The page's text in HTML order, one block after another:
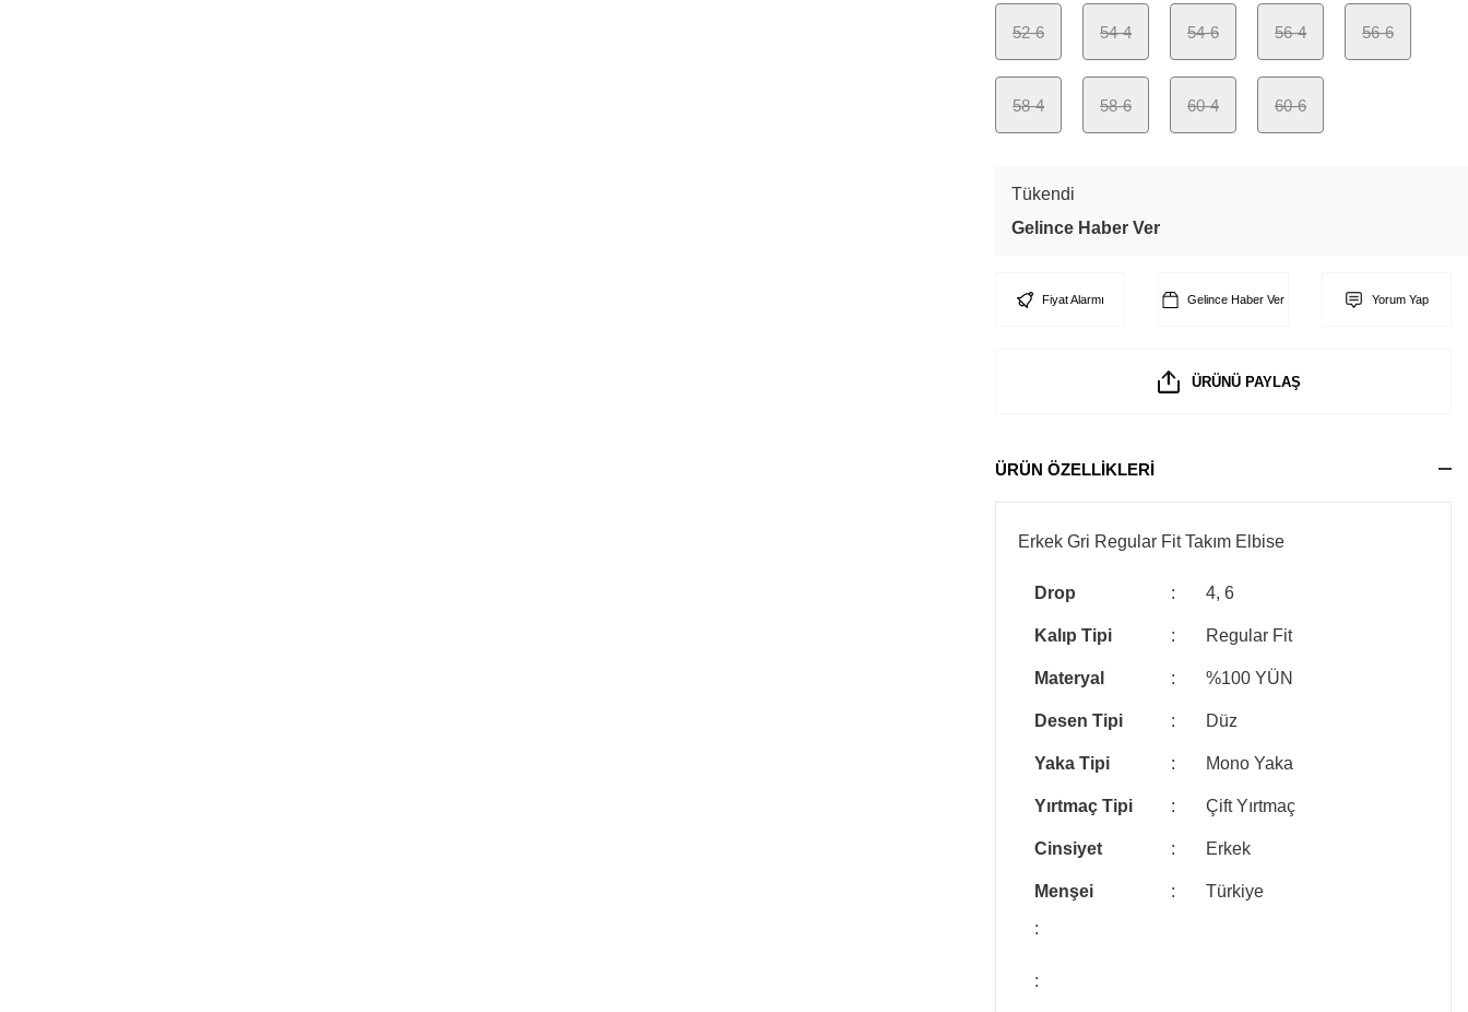
52-6 54-4 54-6 56-4 56-6
58-4 58-6 60-4 60-6
Tükendi
Gelince Haber Ver
Fiyat Alarmı Gelince Haber Ver Yorum Yap
ÜRÜNÜ PAYLAŞ
ÜRÜN ÖZELLİKLERİ
Erkek Gri Regular Fit Takım Elbise
Drop : 4, 6
Kalıp Tipi : Regular Fit
Materyal : %100 YÜN
Desen Tipi : Düz
Yaka Tipi : Mono Yaka
Yırtmaç Tipi : Çift Yırtmaç
Cinsiyet : Erkek
Menşei :
Türkiye
:
: